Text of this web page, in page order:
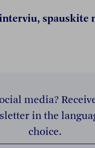
spauskite
media?
in the
choice.